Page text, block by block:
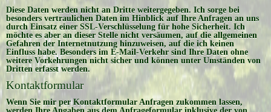
Diese Daten werden nicht an Dritte weitergegeben. Ich sorge bei
besonders vertraulichen Daten im Hinblick auf Ihre Anfragen an uns
durch Einsatz einer SSL-Verschlüsselung für hohe Sicherheit. Ich
möchte es aber an dieser Stelle nicht versäumen, auf die allgemeinen
Gefahren der Internetnutzung hinzuweisen, auf die ich keinen
Einfluss habe. Besonders im E-Mail-Verkehr sind Ihre Daten ohne
weitere Vorkehrungen nicht sicher und können unter Umständen von
Dritten erfasst werden.
Kontaktformular
Wenn Sie mir per Kontaktformular Anfragen zukommen lassen,